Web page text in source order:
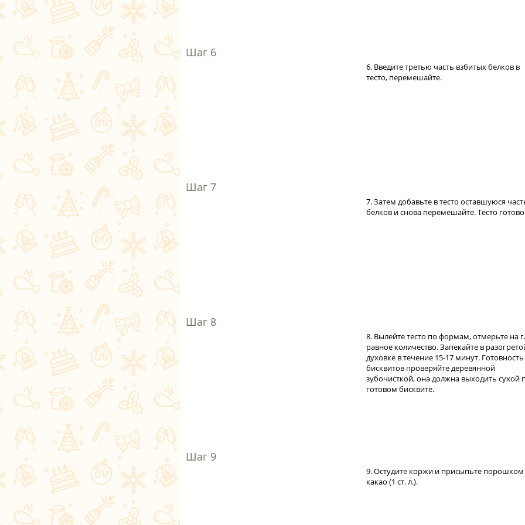
6. Введите третью часть взбитых белков в
тесто, перемешайте.
7. Затем добавьте в тесто оставшуюся
белков и снова перемешайте. Тесто
8. Вылейте тесто по формам, отмерьте на
равное количество. Запекайте в
духовке в течение 15-17 минут. Готовность
бисквитов проверяйте деревянной
зубочисткой, она должна выходить сухой
готовом бисквите.
9. Остудите коржи и присыпьте порошком
какао (1 ст. л.).